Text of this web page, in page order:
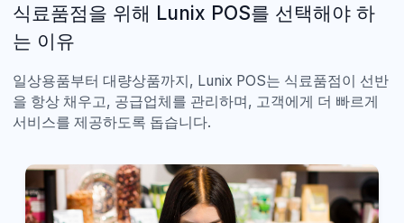
식료품점을 위해 Lunix POS를 선택해야 하
는 이유
일상용품부터 대량상품까지, Lunix POS는 식료품점이 선반
을 항상 채우고, 공급업체를 관리하며, 고객에게 더 빠르게
서비스를 제공하도록 돕습니다.